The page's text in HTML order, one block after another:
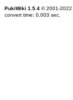
PukiWiki 1.5.4© 2001-2022
convert time: 0.003 sec.